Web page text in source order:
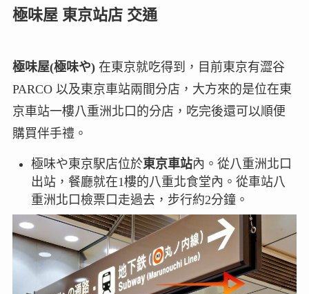
極味屋 東京站店 交通
極味屋(極味や) 在東京就吃得到，目前東京有澀谷
PARCO 以及東京車站兩間分店，大方來的是位在東
京車站一樓八重洲北口的分店，吃完後還可以順便
購買伴手禮。
極味や東京駅店位於東京車站內。從八重洲北口
出站，餐廳就在1樓的八重北食堂內。從車站八
重洲北口檢票口走過去，步行約2分鐘。